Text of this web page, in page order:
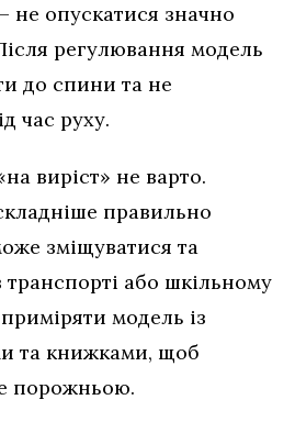
не опускатися значно
регулювання модель
до спини та не
час руху.
виріст» не варто.
правильно
зміщуватися та
транспорті або шкільному
модель із
та книжками, щоб
порожньою.